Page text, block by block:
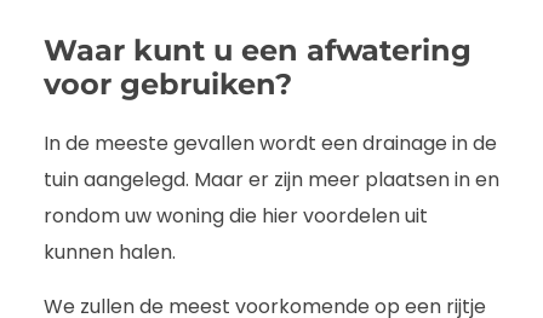
Waar kunt u een afwatering
voor gebruiken?
In de meeste gevallen wordt een drainage in de
tuin aangelegd. Maar er zijn meer plaatsen in en
rondom uw woning die hier voordelen uit
kunnen halen.
We zullen de meest voorkomende op een rijtje